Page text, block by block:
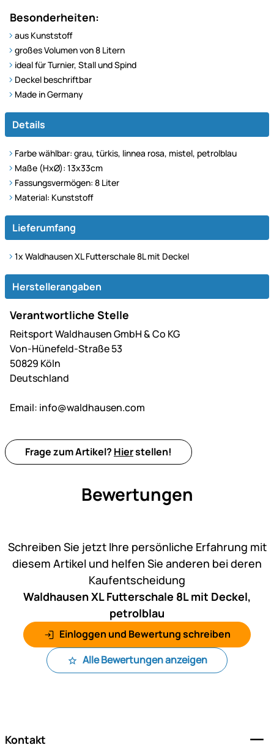
Besonderheiten:
aus Kunststoff
großes Volumen von 8 Litern
ideal für Turnier, Stall und Spind
Deckel beschriftbar
Made in Germany
Details
Farbe wählbar: grau, türkis, linnea rosa, mistel, petrolblau
Maße (HxØ): 13x33cm
Fassungsvermögen: 8 Liter
Material: Kunststoff
Lieferumfang
1x Waldhausen XL Futterschale 8L mit Deckel
Herstellerangaben
Verantwortliche Stelle
Reitsport Waldhausen GmbH & Co KG
Von-Hünefeld-Straße 53
50829 Köln
Deutschland
Email: info@waldhausen.com
Frage zum Artikel? Hierstellen!
Bewertungen
Schreiben Sie jetzt Ihre persönliche Erfahrung mit
diesem Artikel und helfen Sie anderen bei deren
Kaufentscheidung
Waldhausen XL Futterschale 8L mit Deckel,
petrolblau
Einloggen und Bewertung schreiben
Alle Bewertungen anzeigen
Kontakt